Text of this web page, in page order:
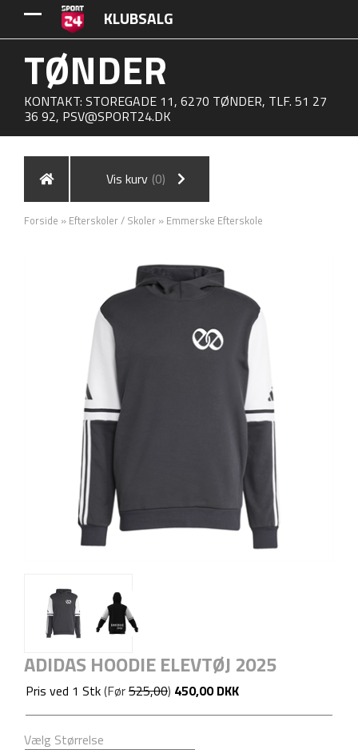
KLUBSALG
TØNDER
KONTAKT: STOREGADE 11, 6270 TØNDER, TLF. 51 27
36 92, PSV@SPORT24.DK
Vis kurv (0)
Forside » Efterskoler / Skoler » Emmerske Efterskole
ADIDAS HOODIE ELEVTØJ 2025
Pris ved 1 Stk(Før525,00) 450,00 DKK
Vælg Størrelse